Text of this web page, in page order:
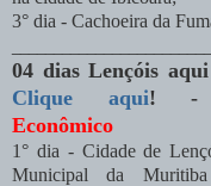
3° dia - Cachoeira da
04 dias Lençóis
Clique aqui!
Econômico
1° dia - Cidade de
Municipal da Muritiba